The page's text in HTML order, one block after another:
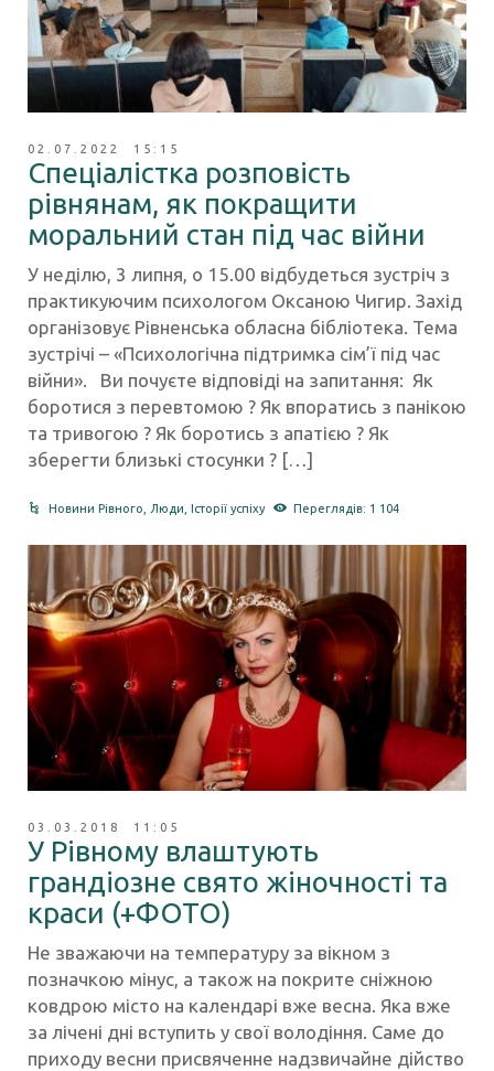
02.07.2022 15:15
Спеціалістка розповість
рівнянам, як покращити
моральний стан під час війни
У неділю, 3 липня, о 15.00 відбудеться зустріч з
практикуючим психологом Оксаною Чигир. Захід
організовує Рівненська обласна бібліотека. Тема
зустрічі – «Психологічна підтримка сім’ї під час
війни». Ви почуєте відповіді на запитання: Як
боротися з перевтомою ? Як впоратись з панікою
та тривогою ? Як боротись з апатією ? Як
зберегти близькі стосунки ? […]
Новини Рівного Люди ,Історії успіху Переглядів: 1 104
03.03.2018 11:05
У Рівному влаштують
грандіозне свято жіночності та
краси (+ФОТО)
Не зважаючи на температуру за вікном з
позначкою мінус, а також на покрите сніжною
ковдрою місто на календарі вже весна. Яка вже
за лічені дні вступить у свої володіння. Саме до
приходу весни присвяченне надзвичайне дійство